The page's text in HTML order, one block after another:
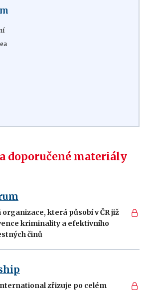
doporučené materiály
která působí v ČR již
kriminality a efektivního
činů
zřizuje po celém